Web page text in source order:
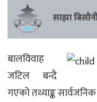
साझा
बालविवाह
जटिल बन्दै
गएको तथ्याङ्क सार्वजनिक